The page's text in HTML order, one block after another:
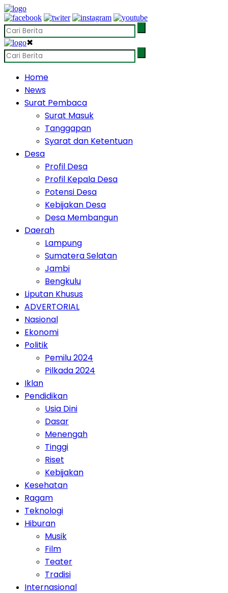
✖
Home
News
Surat Pembaca
Surat Masuk
Tanggapan
Syarat dan Ketentuan
Desa
Profil Desa
Profil Kepala Desa
Potensi Desa
Kebijakan Desa
Desa Membangun
Daerah
Lampung
Sumatera Selatan
Jambi
Bengkulu
Liputan Khusus
ADVERTORIAL
Nasional
Ekonomi
Politik
Pemilu 2024
Pilkada 2024
Iklan
Pendidikan
Usia Dini
Dasar
Menengah
Tinggi
Riset
Kebijakan
Kesehatan
Ragam
Teknologi
Hiburan
Musik
Film
Teater
Tradisi
Internasional